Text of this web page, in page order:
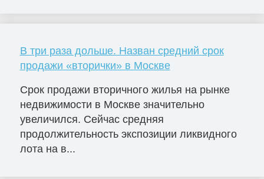
В три раза дольше. Назван средний срок
продажи «вторички» в Москве
Срок продажи вторичного жилья на рынке
недвижимости в Москве значительно
увеличился. Сейчас средняя
продолжительность экспозиции ликвидного
лота на в...